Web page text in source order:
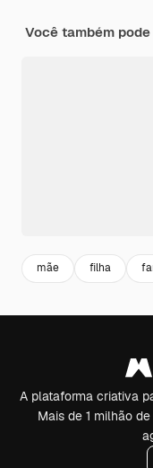
Você também
mãe filha
A plataforma criativa
Mais de 1 milhão